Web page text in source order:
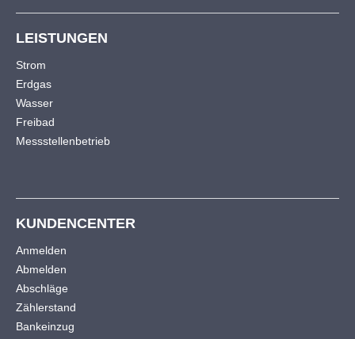
LEISTUNGEN
Strom
Erdgas
Wasser
Freibad
Messstellenbetrieb
KUNDENCENTER
Anmelden
Abmelden
Abschläge
Zählerstand
Bankeinzug